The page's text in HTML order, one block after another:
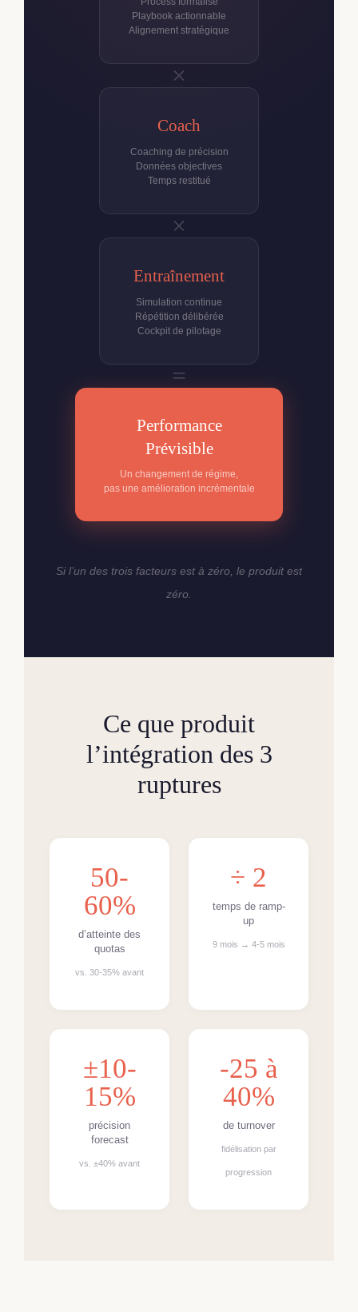
Playbook actionnable
Alignement stratégique
×
Coach
Coaching de précision
Données objectives
Temps restitué
×
Entraînement
Simulation continue
Répétition délibérée
Cockpit de pilotage
=
Performance
Prévisible
Un changement de régime,
pas une amélioration incrémentale
Si l’un des trois facteurs est à zéro, le produit est
zéro.
Ce que produit
l’intégration des 3
ruptures
50-
60%
d’atteinte des
quotas
vs. 30-35% avant
÷ 2
temps de ramp-
up
9 mois → 4-5 mois
±10-
15%
précision
forecast
vs. ±40% avant
-25 à
40%
de turnover
fidélisation par
progression